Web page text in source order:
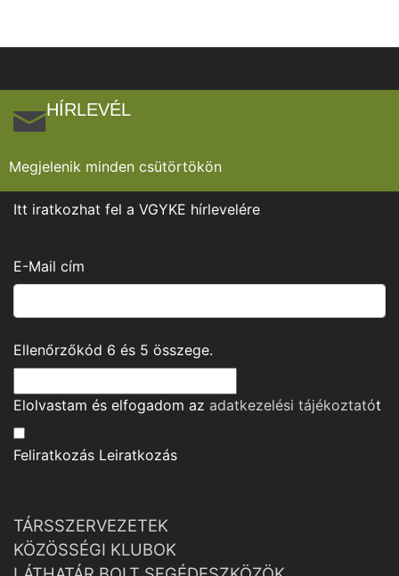
HÍRLEVÉL
Megjelenik minden csütörtökön
Itt iratkozhat fel a VGYKE hírlevelére
E-Mail cím
Ellenőrzőkód 6 és 5 összege.
Elolvastam és elfogadom az adatkezelési tájékoztatót
Feliratkozás Leiratkozás
TÁRSSZERVEZETEK
KÖZÖSSÉGI KLUBOK